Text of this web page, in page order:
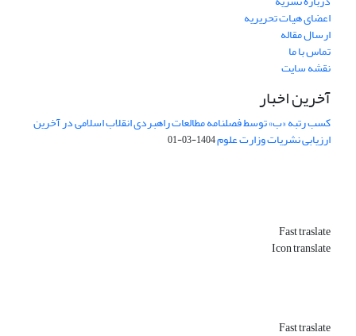
اعضای هیات تحریریه
ارسال مقاله
تماس با ما
نقشه سایت
آخرین اخبار
کسب رتبه «ب» توسط فصلنامه مطالعات راهبردی انقلاب اسلامی در آخرین
ارزیابی نشریات وزارت علوم1404-03-01
Fast traslate
Icon translate
Fast traslate